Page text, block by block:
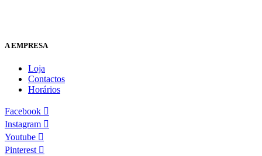
A EMPRESA
Loja
Contactos
Horários
Facebook
Instagram
Youtube
Pinterest